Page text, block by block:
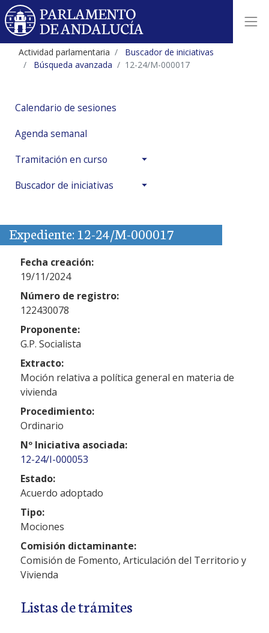
Actividad parlamentaria
Buscador de iniciativas
Búsqueda avanzada
12-24/M-000017
Calendario de sesiones
Agenda semanal
Tramitación en curso
Buscador de iniciativas
Expediente: 12-24/M-000017
Fecha creación:
19/11/2024
Número de registro:
122430078
Proponente:
G.P. Socialista
Extracto:
Moción relativa a política general en materia de
vivienda
Procedimiento:
Ordinario
Nº Iniciativa asociada:
12-24/I-000053
Estado:
Acuerdo adoptado
Tipo:
Mociones
Comisión dictaminante:
Comisión de Fomento, Articulación del Territorio y
Vivienda
Listas de trámites